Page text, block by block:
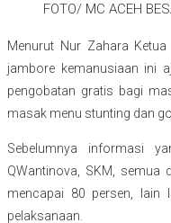
FOTO/ MC ACEH
Menurut Nur Zahara
jambore kemanusiaan ini
pengobatan gratis bagi
masak menu stunting dan
Sebelumnya informasi
QWantinova, SKM, semua
mencapai 80 persen, lain
pelaksanaan.